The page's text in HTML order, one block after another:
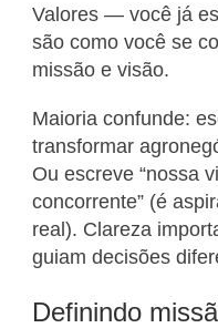
Valores — você já
são como você se
missão e visão.
Maioria confunde:
transformar
Ou escreve “nossa
concorrente” (é
real). Clareza
guiam decisões
Definindo